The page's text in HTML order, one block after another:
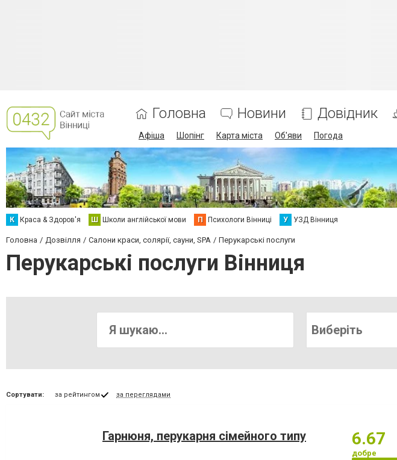
Головна Новини Довідник
Афіша Шопінг Карта міста Об'яви Погода
К Краса & Здоров'я Ш Школи англійської мови П Психологи Вінниці У УЗД Вінниця
Головна Дозвілля Салони краси, солярії, сауни, SPA Перукарські послуги
Перукарські послуги Вінниця
Виберіть
Сортувати: за рейтингом за переглядами
Гарнюня, перукарня сімейного типу 6.67
добре